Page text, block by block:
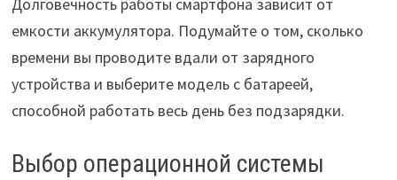
Долговечность работы смартфона зависит от
емкости аккумулятора. Подумайте о том, сколько
времени вы проводите вдали от зарядного
устройства и выберите модель с батареей,
способной работать весь день без подзарядки.
Выбор операционной системы